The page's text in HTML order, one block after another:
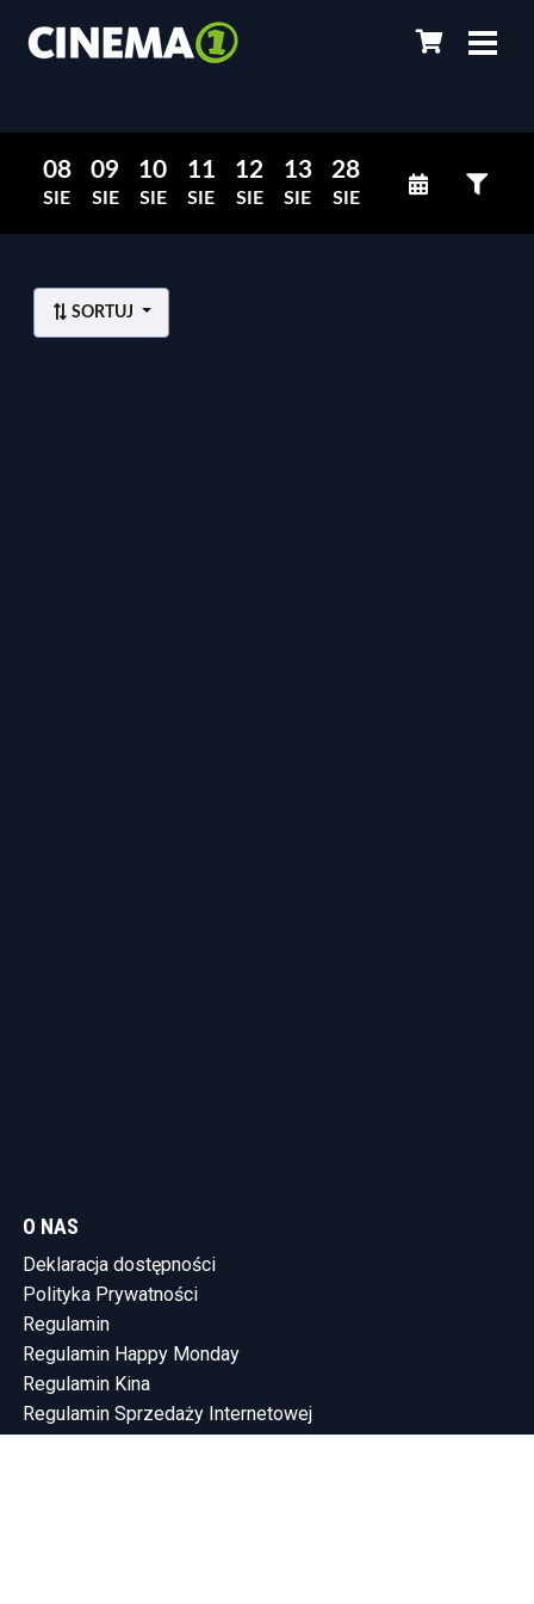
08
SIE
09
SIE
10
SIE
11
SIE
12
SIE
13
SIE
28
SIE
SORTUJ
O NAS
Deklaracja dostępności
Polityka Prywatności
Regulamin
Regulamin Happy Monday
Regulamin Kina
Regulamin Sprzedaży Internetowej